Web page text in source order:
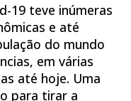
19 teve inúmeras
e até
do mundo
em várias
até hoje. Uma
para tirar a